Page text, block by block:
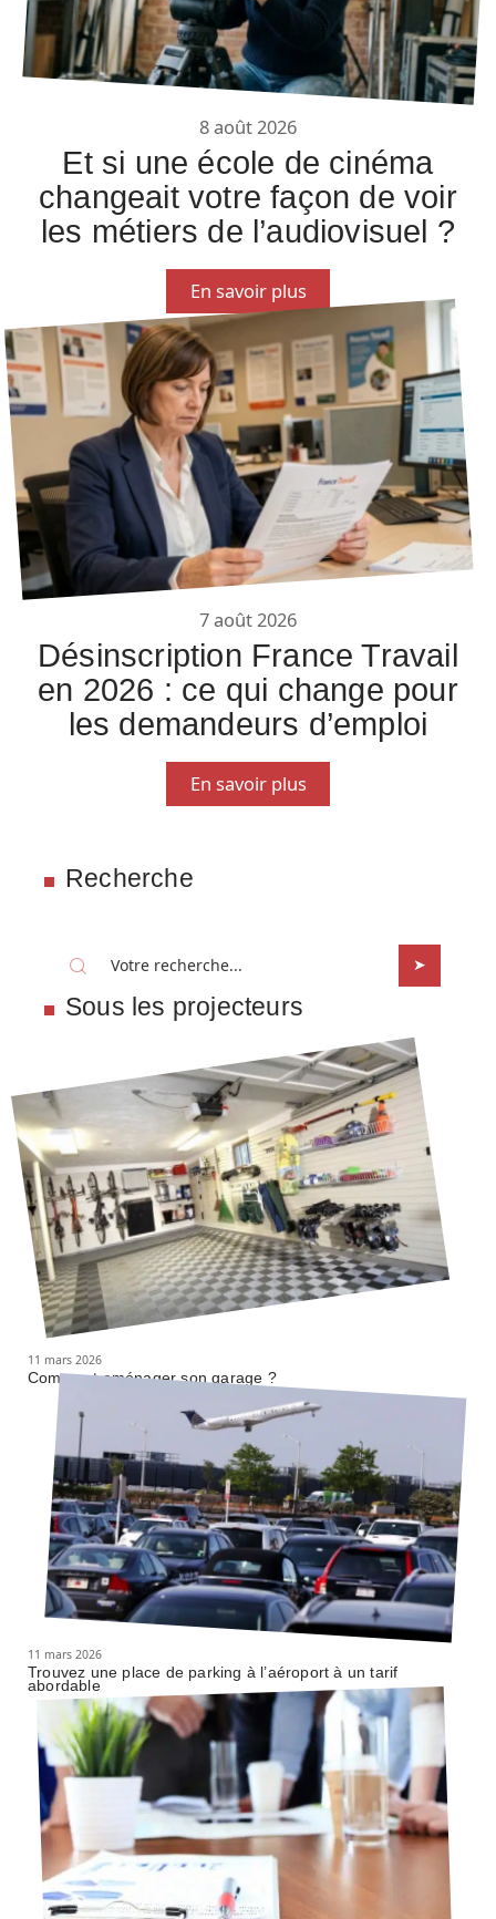
8 août 2026
Et si une école de cinéma
changeait votre façon de voir
les métiers de l’audiovisuel ?
En savoir plus
7 août 2026
Désinscription France Travail
en 2026 : ce qui change pour
les demandeurs d’emploi
En savoir plus
Recherche
Sous les projecteurs
11 mars 2026
Comment aménager son garage ?
11 mars 2026
Trouvez une place de parking à l’aéroport à un tarif
abordable